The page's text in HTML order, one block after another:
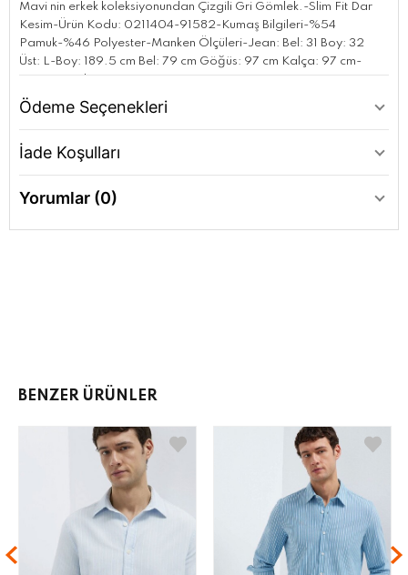
Mavi nin erkek koleksiyonundan Çizgili Gri Gömlek.-Slim Fit Dar
Kesim-Ürün Kodu: 0211404-91582-Kumaş Bilgileri-%54
Pamuk-%46 Polyester-Manken Ölçüleri-Jean: Bel: 31 Boy: 32
Üst: L-Boy: 189.5 cm Bel: 79 cm Göğüs: 97 cm Kalça: 97 cm-
Ödeme Seçenekleri
İade Koşulları
Yorumlar (0)
BENZER ÜRÜNLER